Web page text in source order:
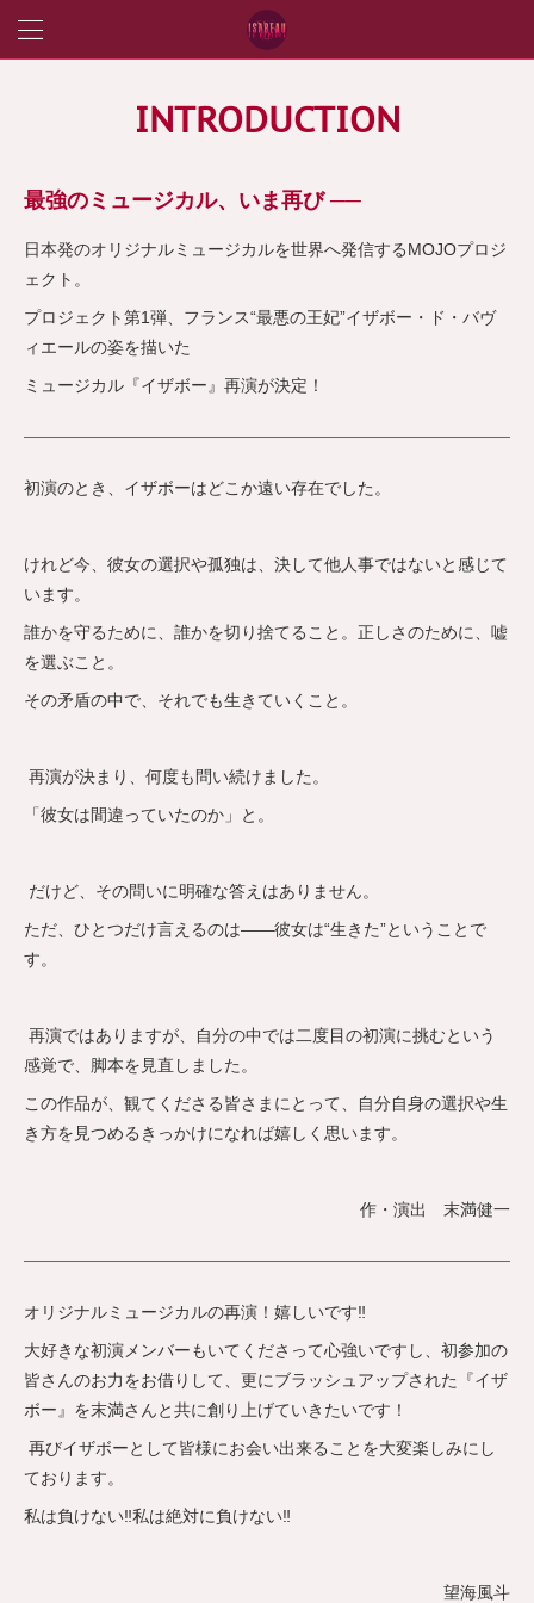
INTRODUCTION
最強のミュージカル、いま再び ──
日本発のオリジナルミュージカルを世界へ発信するMOJOプロジ
ェクト。
プロジェクト第1弾、フランス“最悪の王妃”イザボー・ド・バヴ
ィエールの姿を描いた
ミュージカル『イザボー』再演が決定！
初演のとき、イザボーはどこか遠い存在でした。
けれど今、彼女の選択や孤独は、決して他人事ではないと感じて
います。
誰かを守るために、誰かを切り捨てること。正しさのために、嘘
を選ぶこと。
その矛盾の中で、それでも生きていくこと。
再演が決まり、何度も問い続けました。
「彼女は間違っていたのか」と。
だけど、その問いに明確な答えはありません。
ただ、ひとつだけ言えるのは——彼女は“生きた”ということで
す。
再演ではありますが、自分の中では二度目の初演に挑むという
感覚で、脚本を見直しました。
この作品が、観てくださる皆さまにとって、自分自身の選択や生
き方を見つめるきっかけになれば嬉しく思います。
作・演出 末満健一
オリジナルミュージカルの再演！嬉しいです‼︎
大好きな初演メンバーもいてくださって心強いですし、初参加の
皆さんのお力をお借りして、更にブラッシュアップされた『イザ
ボー』を末満さんと共に創り上げていきたいです！
再びイザボーとして皆様にお会い出来ることを大変楽しみにし
ております。
私は負けない‼︎私は絶対に負けない‼︎
望海風斗